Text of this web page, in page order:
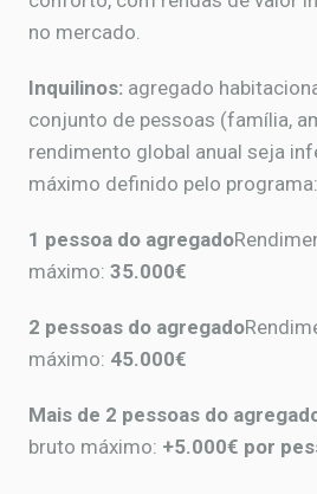
no mercado.
Inquilinos:agregado
conjunto de pessoas (família,
rendimento global anual seja
máximo definido pelo programa:
1 pessoa do agregado
máximo: 35.000€
2 pessoas do agregado
máximo: 45.000€
Mais de 2 pessoas do
bruto máximo: +5.000€ por